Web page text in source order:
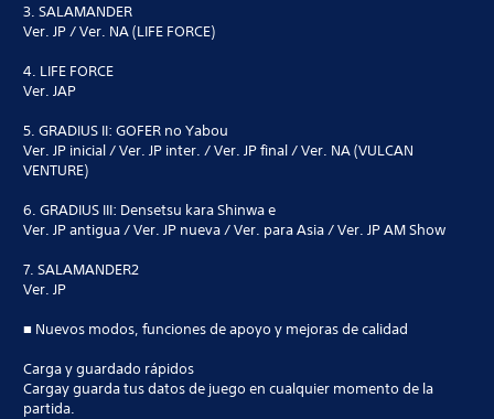
3. SALAMANDER
Ver. JP / Ver. NA (LIFE FORCE)
4. LIFE FORCE
Ver. JAP
5. GRADIUS II: GOFER no Yabou
Ver. JP inicial / Ver. JP inter. / Ver. JP final / Ver. NA (VULCAN
VENTURE)
6. GRADIUS III: Densetsu kara Shinwa e
Ver. JP antigua / Ver. JP nueva / Ver. para Asia / Ver. JP AM Show
7. SALAMANDER2
Ver. JP
■ Nuevos modos, funciones de apoyo y mejoras de calidad
Carga y guardado rápidos
Cargay guarda tus datos de juego en cualquier momento de la
partida.